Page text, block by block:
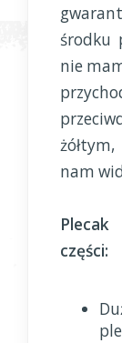
środku
nie
nam
części: